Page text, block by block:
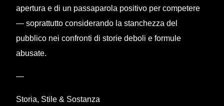
apertura e di un passaparola positivo per competere
— soprattutto considerando la stanchezza del
pubblico nei confronti di storie deboli e formule
abusate.
—
Storia, Stile & Sostanza